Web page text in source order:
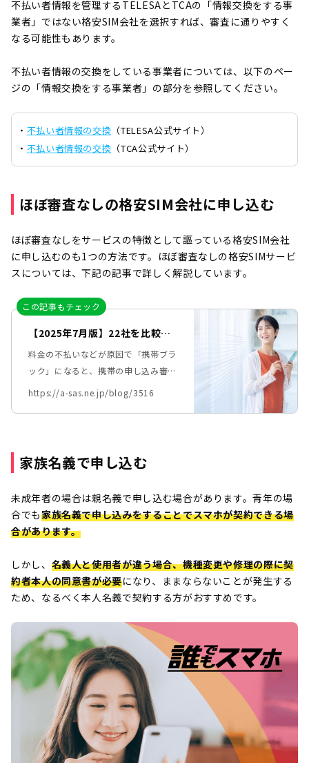
不払い者情報を管理するTELESAとTCAの「情報交換をする事
業者」ではない格安SIM会社を選択すれば、審査に通りやすく
なる可能性もあります。
不払い者情報の交換をしている事業者については、以下のペー
ジの「情報交換をする事業者」の部分を参照してください。
・ 不払い者情報の交換 （TELESA公式サイト）
・ 不払い者情報の交換 （TCA公式サイト）
ほぼ審査なしの格安SIM会社に申し込む
ほぼ審査なしをサービスの特徴として謳っている格安SIM会社
に申し込むのも1つの方法です。ほぼ審査なしの格安SIMサービ
スについては、下記の記事で詳しく解説しています。
この記事もチェック
【2025年7月版】22社を比較！
ほぼ審査なし！ 携帯ブラックで
も契約できるおすすめ格安3選と
審査に通りやすい格安SIM16選
料金の不払いなどが原因で「携帯ブラ
ック」になると、携帯の申し込み審査
に通りにくくなってしまいます。
んでいる方も多いかもしれません。
審査なしで契約できるおすすめの格安
SIM10選を紹介しています。 さらに
「料金の安さ」や「手に入るまでの日
総合して、とくにおすすめの3社を選
んでみました。 携帯ブラックでお困
りの方は、ぜひ参考にしてみてくださ
https://a-sas.ne.jp/blog/3516
家族名義で申し込む
未成年者の場合は親名義で申し込む場合があります。青年の場
合でも家族名義で申し込みをすることでスマホが契約できる場
合があります。
しかし、 名義人と使用者が違う場合、機種変更や修理の際に契
約者本人の同意書が必要になり、ままならないことが発生する
ため、なるべく本人名義で契約する方がおすすめです。